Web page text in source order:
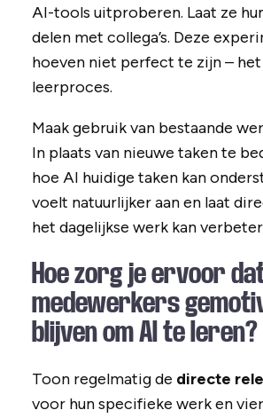
AI-tools uitproberen. Laat ze
delen met collega’s. Deze
hoeven niet perfect te zijn –
leerproces.
Maak gebruik van bestaande
In plaats van nieuwe taken te
hoe AI huidige taken kan
voelt natuurlijker aan en laat
het dagelijkse werk kan
Hoe zorg je ervoor
medewerkers
blijven om AI te leren?
Toon regelmatig de directe
voor hun specifieke werk en